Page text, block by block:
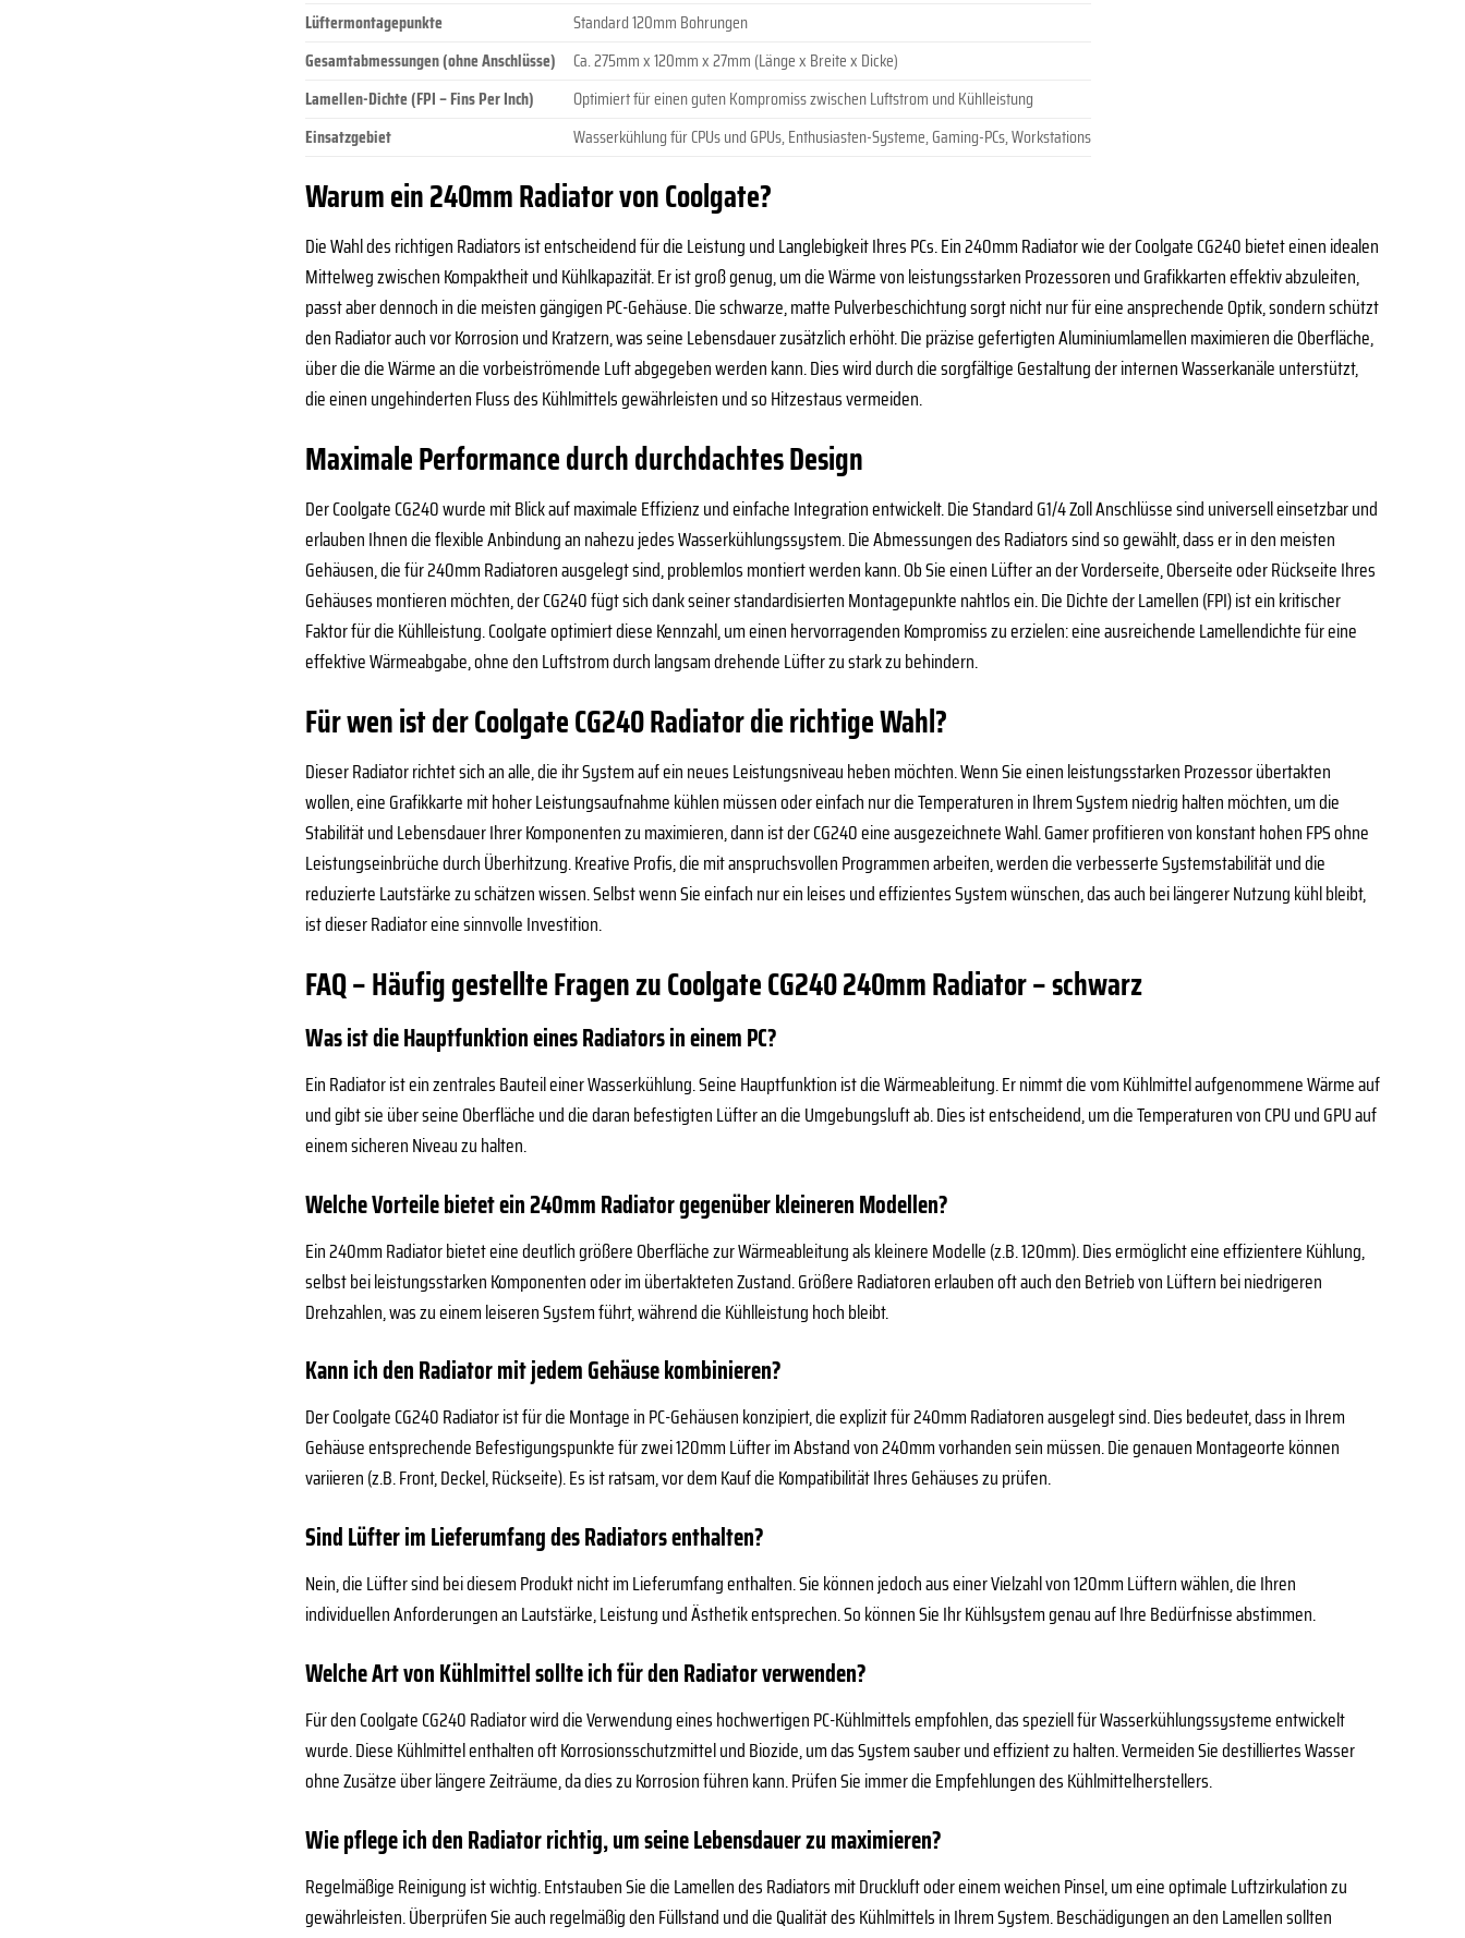
Lüftermontagepunkte
Standard 120mm Bohrungen
Gesamtabmessungen (ohne Anschlüsse)
Ca. 275mm x 120mm x 27mm (Länge x Breite x Dicke)
Lamellen-Dichte (FPI – Fins Per Inch)
Optimiert für einen guten Kompromiss zwischen Luftstrom und Kühlleistung
Einsatzgebiet
Wasserkühlung für CPUs und GPUs, Enthusiasten-Systeme, Gaming-PCs, Workstations
Warum ein 240mm Radiator von Coolgate?
Die Wahl des richtigen Radiators ist entscheidend für die Leistung und Langlebigkeit Ihres PCs. Ein 240mm Radiator wie der Coolgate CG240 bietet einen idealen
Mittelweg zwischen Kompaktheit und Kühlkapazität. Er ist groß genug, um die Wärme von leistungsstarken Prozessoren und Grafikkarten effektiv abzuleiten,
passt aber dennoch in die meisten gängigen PC-Gehäuse. Die schwarze, matte Pulverbeschichtung sorgt nicht nur für eine ansprechende Optik, sondern schützt
den Radiator auch vor Korrosion und Kratzern, was seine Lebensdauer zusätzlich erhöht. Die präzise gefertigten Aluminiumlamellen maximieren die Oberfläche,
über die die Wärme an die vorbeiströmende Luft abgegeben werden kann. Dies wird durch die sorgfältige Gestaltung der internen Wasserkanäle unterstützt,
die einen ungehinderten Fluss des Kühlmittels gewährleisten und so Hitzestaus vermeiden.
Maximale Performance durch durchdachtes Design
Der Coolgate CG240 wurde mit Blick auf maximale Effizienz und einfache Integration entwickelt. Die Standard G1/4 Zoll Anschlüsse sind universell einsetzbar und
erlauben Ihnen die flexible Anbindung an nahezu jedes Wasserkühlungssystem. Die Abmessungen des Radiators sind so gewählt, dass er in den meisten
Gehäusen, die für 240mm Radiatoren ausgelegt sind, problemlos montiert werden kann. Ob Sie einen Lüfter an der Vorderseite, Oberseite oder Rückseite Ihres
Gehäuses montieren möchten, der CG240 fügt sich dank seiner standardisierten Montagepunkte nahtlos ein. Die Dichte der Lamellen (FPI) ist ein kritischer
Faktor für die Kühlleistung. Coolgate optimiert diese Kennzahl, um einen hervorragenden Kompromiss zu erzielen: eine ausreichende Lamellendichte für eine
effektive Wärmeabgabe, ohne den Luftstrom durch langsam drehende Lüfter zu stark zu behindern.
Für wen ist der Coolgate CG240 Radiator die richtige Wahl?
Dieser Radiator richtet sich an alle, die ihr System auf ein neues Leistungsniveau heben möchten. Wenn Sie einen leistungsstarken Prozessor übertakten
wollen, eine Grafikkarte mit hoher Leistungsaufnahme kühlen müssen oder einfach nur die Temperaturen in Ihrem System niedrig halten möchten, um die
Stabilität und Lebensdauer Ihrer Komponenten zu maximieren, dann ist der CG240 eine ausgezeichnete Wahl. Gamer profitieren von konstant hohen FPS ohne
Leistungseinbrüche durch Überhitzung. Kreative Profis, die mit anspruchsvollen Programmen arbeiten, werden die verbesserte Systemstabilität und die
reduzierte Lautstärke zu schätzen wissen. Selbst wenn Sie einfach nur ein leises und effizientes System wünschen, das auch bei längerer Nutzung kühl bleibt,
ist dieser Radiator eine sinnvolle Investition.
FAQ – Häufig gestellte Fragen zu Coolgate CG240 240mm Radiator – schwarz
Was ist die Hauptfunktion eines Radiators in einem PC?
Ein Radiator ist ein zentrales Bauteil einer Wasserkühlung. Seine Hauptfunktion ist die Wärmeableitung. Er nimmt die vom Kühlmittel aufgenommene Wärme auf
und gibt sie über seine Oberfläche und die daran befestigten Lüfter an die Umgebungsluft ab. Dies ist entscheidend, um die Temperaturen von CPU und GPU auf
einem sicheren Niveau zu halten.
Welche Vorteile bietet ein 240mm Radiator gegenüber kleineren Modellen?
Ein 240mm Radiator bietet eine deutlich größere Oberfläche zur Wärmeableitung als kleinere Modelle (z.B. 120mm). Dies ermöglicht eine effizientere Kühlung,
selbst bei leistungsstarken Komponenten oder im übertakteten Zustand. Größere Radiatoren erlauben oft auch den Betrieb von Lüftern bei niedrigeren
Drehzahlen, was zu einem leiseren System führt, während die Kühlleistung hoch bleibt.
Kann ich den Radiator mit jedem Gehäuse kombinieren?
Der Coolgate CG240 Radiator ist für die Montage in PC-Gehäusen konzipiert, die explizit für 240mm Radiatoren ausgelegt sind. Dies bedeutet, dass in Ihrem
Gehäuse entsprechende Befestigungspunkte für zwei 120mm Lüfter im Abstand von 240mm vorhanden sein müssen. Die genauen Montageorte können
variieren (z.B. Front, Deckel, Rückseite). Es ist ratsam, vor dem Kauf die Kompatibilität Ihres Gehäuses zu prüfen.
Sind Lüfter im Lieferumfang des Radiators enthalten?
Nein, die Lüfter sind bei diesem Produkt nicht im Lieferumfang enthalten. Sie können jedoch aus einer Vielzahl von 120mm Lüftern wählen, die Ihren
individuellen Anforderungen an Lautstärke, Leistung und Ästhetik entsprechen. So können Sie Ihr Kühlsystem genau auf Ihre Bedürfnisse abstimmen.
Welche Art von Kühlmittel sollte ich für den Radiator verwenden?
Für den Coolgate CG240 Radiator wird die Verwendung eines hochwertigen PC-Kühlmittels empfohlen, das speziell für Wasserkühlungssysteme entwickelt
wurde. Diese Kühlmittel enthalten oft Korrosionsschutzmittel und Biozide, um das System sauber und effizient zu halten. Vermeiden Sie destilliertes Wasser
ohne Zusätze über längere Zeiträume, da dies zu Korrosion führen kann. Prüfen Sie immer die Empfehlungen des Kühlmittelherstellers.
Wie pflege ich den Radiator richtig, um seine Lebensdauer zu maximieren?
Regelmäßige Reinigung ist wichtig. Entstauben Sie die Lamellen des Radiators mit Druckluft oder einem weichen Pinsel, um eine optimale Luftzirkulation zu
gewährleisten. Überprüfen Sie auch regelmäßig den Füllstand und die Qualität des Kühlmittels in Ihrem System. Beschädigungen an den Lamellen sollten